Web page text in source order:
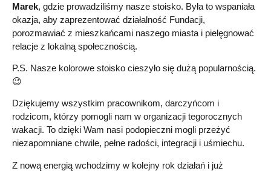
Marek, gdzie prowadziliśmy nasze stoisko. Była to wspaniała
okazja, aby zaprezentować działalność Fundacji,
porozmawiać z mieszkańcami naszego miasta i pielęgnować
relacje z lokalną społecznością.
P.S. Nasze kolorowe stoisko cieszyło się dużą popularnością.
😉
Dziękujemy wszystkim pracownikom, darczyńcom i
rodzicom, którzy pomogli nam w organizacji tegorocznych
wakacji. To dzięki Wam nasi podopieczni mogli przeżyć
niezapomniane chwile, pełne radości, integracji i uśmiechu.
Z nową energią wchodzimy w kolejny rok działań i już